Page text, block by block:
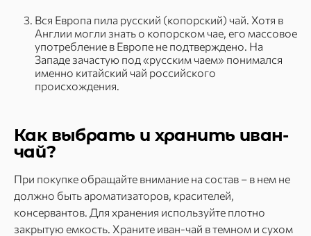
Вся Европа пила русский (копорский) чай. Хотя в
Англии могли знать о копорском чае, его массовое
употребление в Европе не подтверждено. На
Западе зачастую под «русским чаем» понимался
именно китайский чай российского
происхождения.
Как выбрать и хранить иван-
чай?
При покупке обращайте внимание на состав – в нем не
должно быть ароматизаторов, красителей,
консервантов. Для хранения используйте плотно
закрытую емкость. Храните иван-чай в темном и сухом